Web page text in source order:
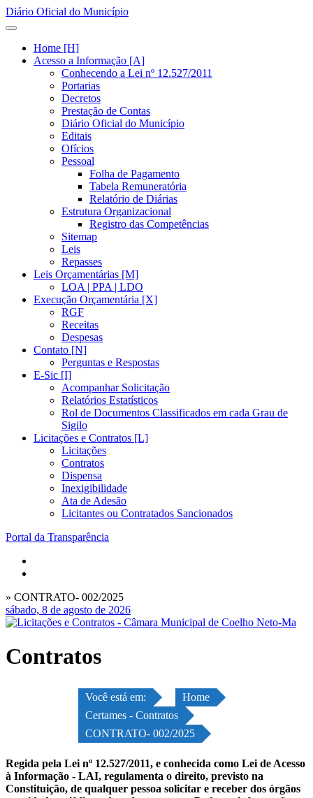
Diário Oficial do Município
Home [H]
Acesso a Informação [A]
Conhecendo a Lei nº 12.527/2011
Portarias
Decretos
Prestação de Contas
Diário Oficial do Município
Editais
Ofícios
Pessoal
Folha de Pagamento
Tabela Remuneratória
Relatório de Diárias
Estrutura Organizacional
Registro das Competências
Sitemap
Leis
Repasses
Leis Orçamentárias [M]
LOA | PPA | LDO
Execução Orçamentária [X]
RGF
Receitas
Despesas
Contato [N]
Perguntas e Respostas
E-Sic [I]
Acompanhar Solicitação
Relatórios Estatísticos
Rol de Documentos Classificados em cada Grau de
Sigilo
Licitações e Contratos [L]
Licitações
Contratos
Dispensa
Inexigibilidade
Ata de Adesão
Licitantes ou Contratados Sancionados
Portal da Transparência
» CONTRATO- 002/2025
sábado, 8 de agosto de 2026
Contratos
Você está em:
Home
Certames - Contratos
CONTRATO- 002/2025
Regida pela Lei nº 12.527/2011, e conhecida como Lei de Acesso
à Informação - LAI, regulamenta o direito, previsto na
Constituição, de qualquer pessoa solicitar e receber dos órgãos